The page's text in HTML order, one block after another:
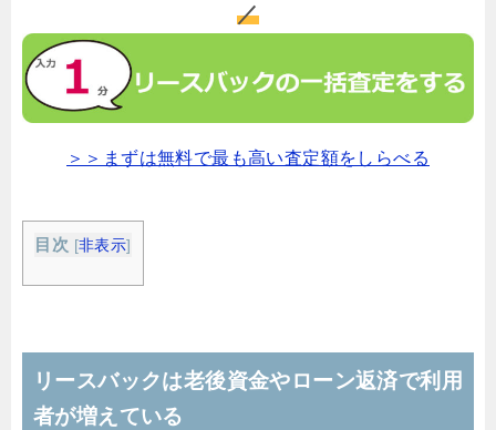
／
＞＞まずは無料で最も高い査定額をしらべる
目次 [非表示]
リースバックは老後資金やローン返済で利用
者が増えている